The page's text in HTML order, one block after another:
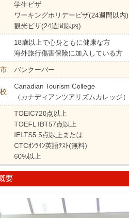
学生ビザ
ワーキングホリデービザ(24週間以内)
観光ビザ(24週間以内)
18歳以上で心身ともに健康な方
海外旅行傷害保険に加入している方
バンクーバー
Canadian Tourism College
（カナディアンツアリズムカレッジ）
TOEIC720点以上
TOEFL IBT57点以上
IELTS5.5点以上または
CTCｵﾝﾗｲﾝ英語ﾃｽﾄ(無料)
60%以上
要